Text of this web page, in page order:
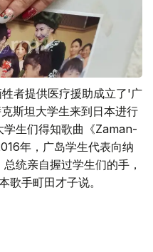
者提供医疗援助成立了'广
斯坦大学生来到日本进行
学生们得知歌曲《Zaman-
年，广岛学生代表向纳
统亲自握过学生们的手，
歌手町田才子说。